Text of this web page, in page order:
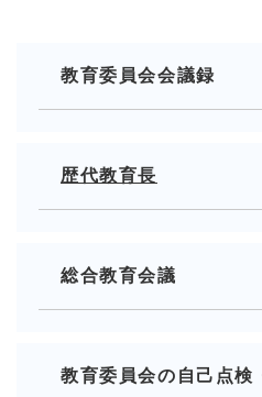
教育委員会会議録
歴代教育長
総合教育会議
教育委員会の自己点検